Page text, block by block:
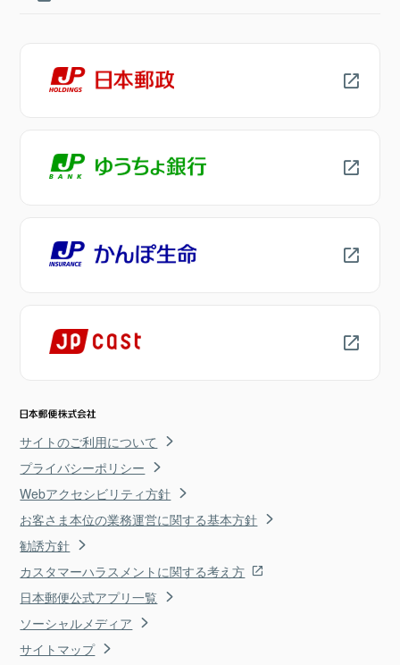
サイトのご利用について
プライバシーポリシー
Webアクセシビリティ方針
お客さま本位の業務運営に関する基本方針
勧誘方針
カスタマーハラスメントに関する考え方
日本郵便公式アプリ一覧
ソーシャルメディア
サイトマップ